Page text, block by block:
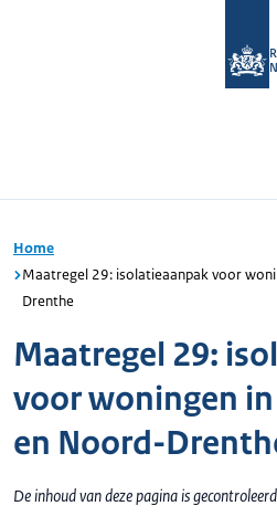
Home
Maatregel 29: isolatieaanpak voor
Drenthe
Maatregel 29:
voor woningen
en Noord-
De inhoud van deze pagina is